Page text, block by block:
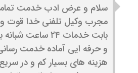
سلام و عرض ادب خدمت تمامی
مجرب وکیل تلفنی خدا قوت
بابت خدمات ۲۴
و حرفه ایی آماده خدمت
هزینه های بسیار کم و در